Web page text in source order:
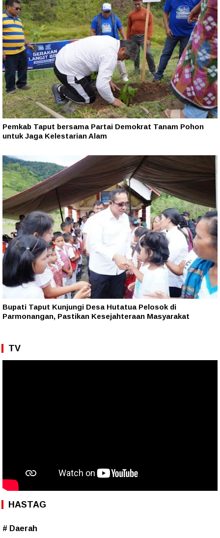
Pemkab Taput bersama Partai Demokrat Tanam Pohon
untuk Jaga Kelestarian Alam
Bupati Taput Kunjungi Desa Hutatua Pelosok di
Parmonangan, Pastikan Kesejahteraan Masyarakat
TV
HASTAG
# Daerah